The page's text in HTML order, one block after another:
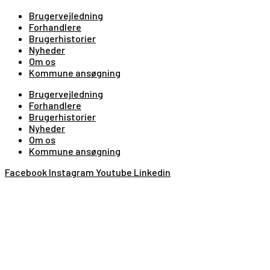
Brugervejledning
Forhandlere
Brugerhistorier
Nyheder
Om os
Kommune ansøgning
Brugervejledning
Forhandlere
Brugerhistorier
Nyheder
Om os
Kommune ansøgning
Facebook Instagram Youtube Linkedin